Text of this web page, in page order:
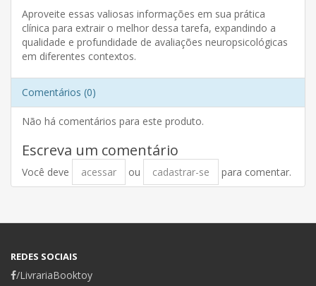
Aproveite essas valiosas informações em sua prática
clínica para extrair o melhor dessa tarefa, expandindo a
qualidade e profundidade de avaliações neuropsicológicas
em diferentes contextos.
Comentários (0)
Não há comentários para este produto.
Escreva um comentário
Você deve acessar ou cadastrar-se para comentar.
REDES SOCIAIS
/LivrariaBooktoy